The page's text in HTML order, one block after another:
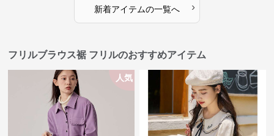
新着アイテムの一覧へ ›
フリルブラウス裾 フリルのおすすめアイテム
人気